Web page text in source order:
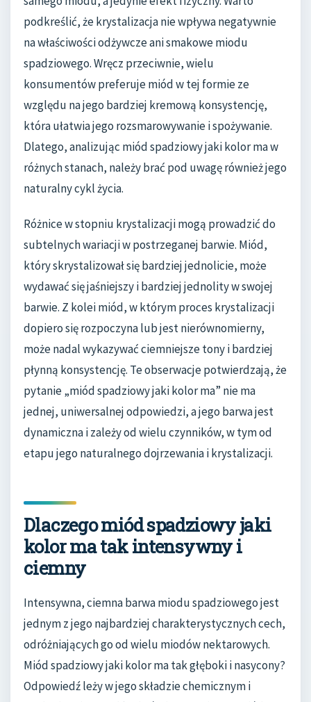
podkreślić, że krystalizacja nie wpływa negatywnie
na właściwości odżywcze ani smakowe miodu
spadziowego. Wręcz przeciwnie, wielu
konsumentów preferuje miód w tej formie ze
względu na jego bardziej kremową konsystencję,
która ułatwia jego rozsmarowywanie i spożywanie.
Dlatego, analizując miód spadziowy jaki kolor ma w
różnych stanach, należy brać pod uwagę również jego
naturalny cykl życia.
Różnice w stopniu krystalizacji mogą prowadzić do
subtelnych wariacji w postrzeganej barwie. Miód,
który skrystalizował się bardziej jednolicie, może
wydawać się jaśniejszy i bardziej jednolity w swojej
barwie. Z kolei miód, w którym proces krystalizacji
dopiero się rozpoczyna lub jest nierównomierny,
może nadal wykazywać ciemniejsze tony i bardziej
płynną konsystencję. Te obserwacje potwierdzają, że
pytanie „miód spadziowy jaki kolor ma” nie ma
jednej, uniwersalnej odpowiedzi, a jego barwa jest
dynamiczna i zależy od wielu czynników, w tym od
etapu jego naturalnego dojrzewania i krystalizacji.
Dlaczego miód spadziowy jaki
kolor ma tak intensywny i
ciemny
Intensywna, ciemna barwa miodu spadziowego jest
jednym z jego najbardziej charakterystycznych cech,
odróżniających go od wielu miodów nektarowych.
Miód spadziowy jaki kolor ma tak głęboki i nasycony?
Odpowiedź leży w jego składzie chemicznym i